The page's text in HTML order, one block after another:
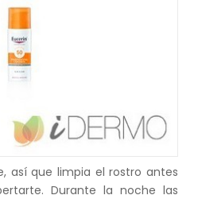
así que limpia el rostro antes
Durante la noche las